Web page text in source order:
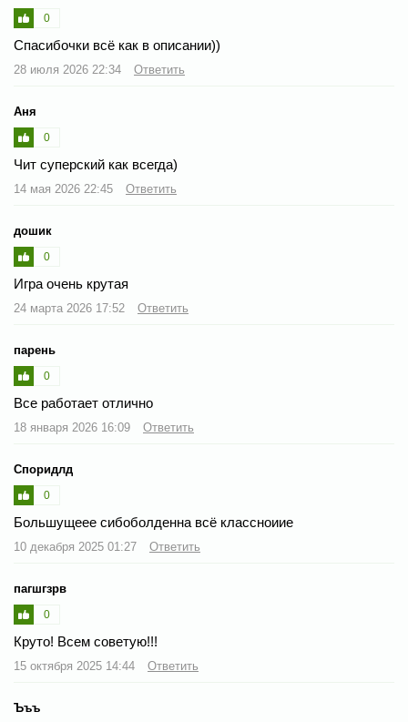
0
Спасибочки всё как в описании))
28 июля 2026 22:34 Ответить
Аня
0
Чит суперский как всегда)
14 мая 2026 22:45 Ответить
дошик
0
Игра очень крутая
24 марта 2026 17:52 Ответить
парень
0
Все работает отлично
18 января 2026 16:09 Ответить
Споридлд
0
Большущеее сибоболденна всё классноиие
10 декабря 2025 01:27 Ответить
пагшгзрв
0
Круто! Всем советую!!!
15 октября 2025 14:44 Ответить
Ъъъ